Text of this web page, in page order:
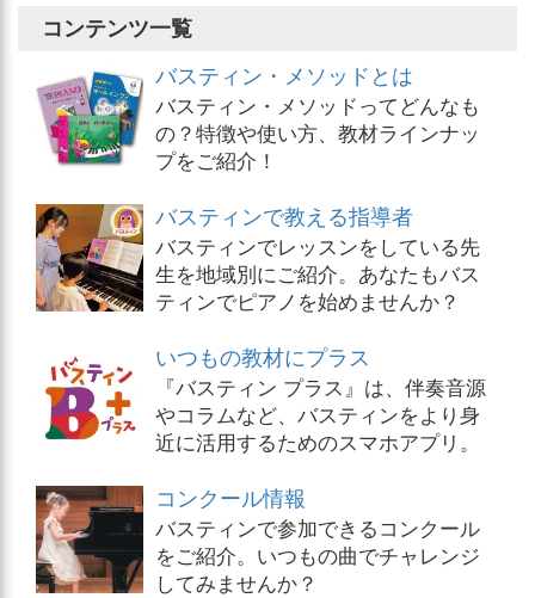
コンテンツ一覧
バスティン・メソッドとは
バスティン・メソッドってどんなも
の？特徴や使い方、教材ラインナッ
プをご紹介！
バスティンで教える指導者
バスティンでレッスンをしている先
生を地域別にご紹介。あなたもバス
ティンでピアノを始めませんか？
いつもの教材にプラス
『バスティン プラス』は、伴奏音源
やコラムなど、バスティンをより身
近に活用するためのスマホアプリ。
コンクール情報
バスティンで参加できるコンクール
をご紹介。いつもの曲でチャレンジ
してみませんか？